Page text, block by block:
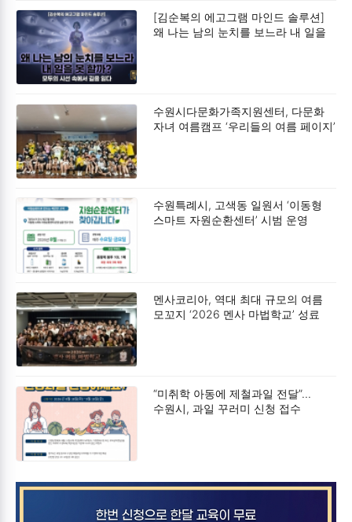
[김순복의 에고그램 마인드 솔루션]
왜 나는 남의 눈치를 보느라 내 일을
수원시다문화가족지원센터, 다문화
자녀 여름캠프 ‘우리들의 여름 페이지’
수원특례시, 고색동 일원서 ‘이동형
스마트 자원순환센터’ 시범 운영
멘사코리아, 역대 최대 규모의 여름
모꼬지 ‘2026 멘사 마법학교’ 성료
“미취학 아동에 제철과일 전달”…
수원시, 과일 꾸러미 신청 접수